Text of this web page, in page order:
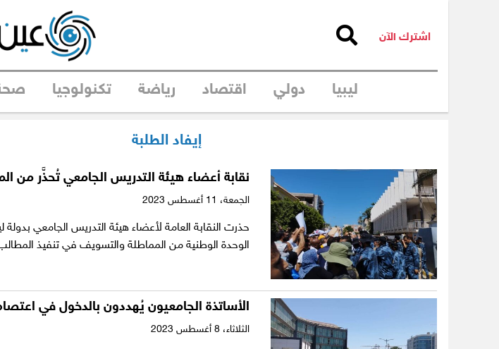
اشترك الآن
ليبيا دولي اقتصاد رياضة تكنولوجيا
إيفاد الطلبة
نقابة أعضاء هيئة التدريس الجامعي تُحذَّر من
الجمعة،
حذرت النقابة العامة لأعضاء هيئة التدريس الجامعي بدولة
الوحدة الوطنية من المماطلة والتسويف في تنفيذ
الأساتذة الجامعيون يُهددون بالدخول في
الثلاثاء،